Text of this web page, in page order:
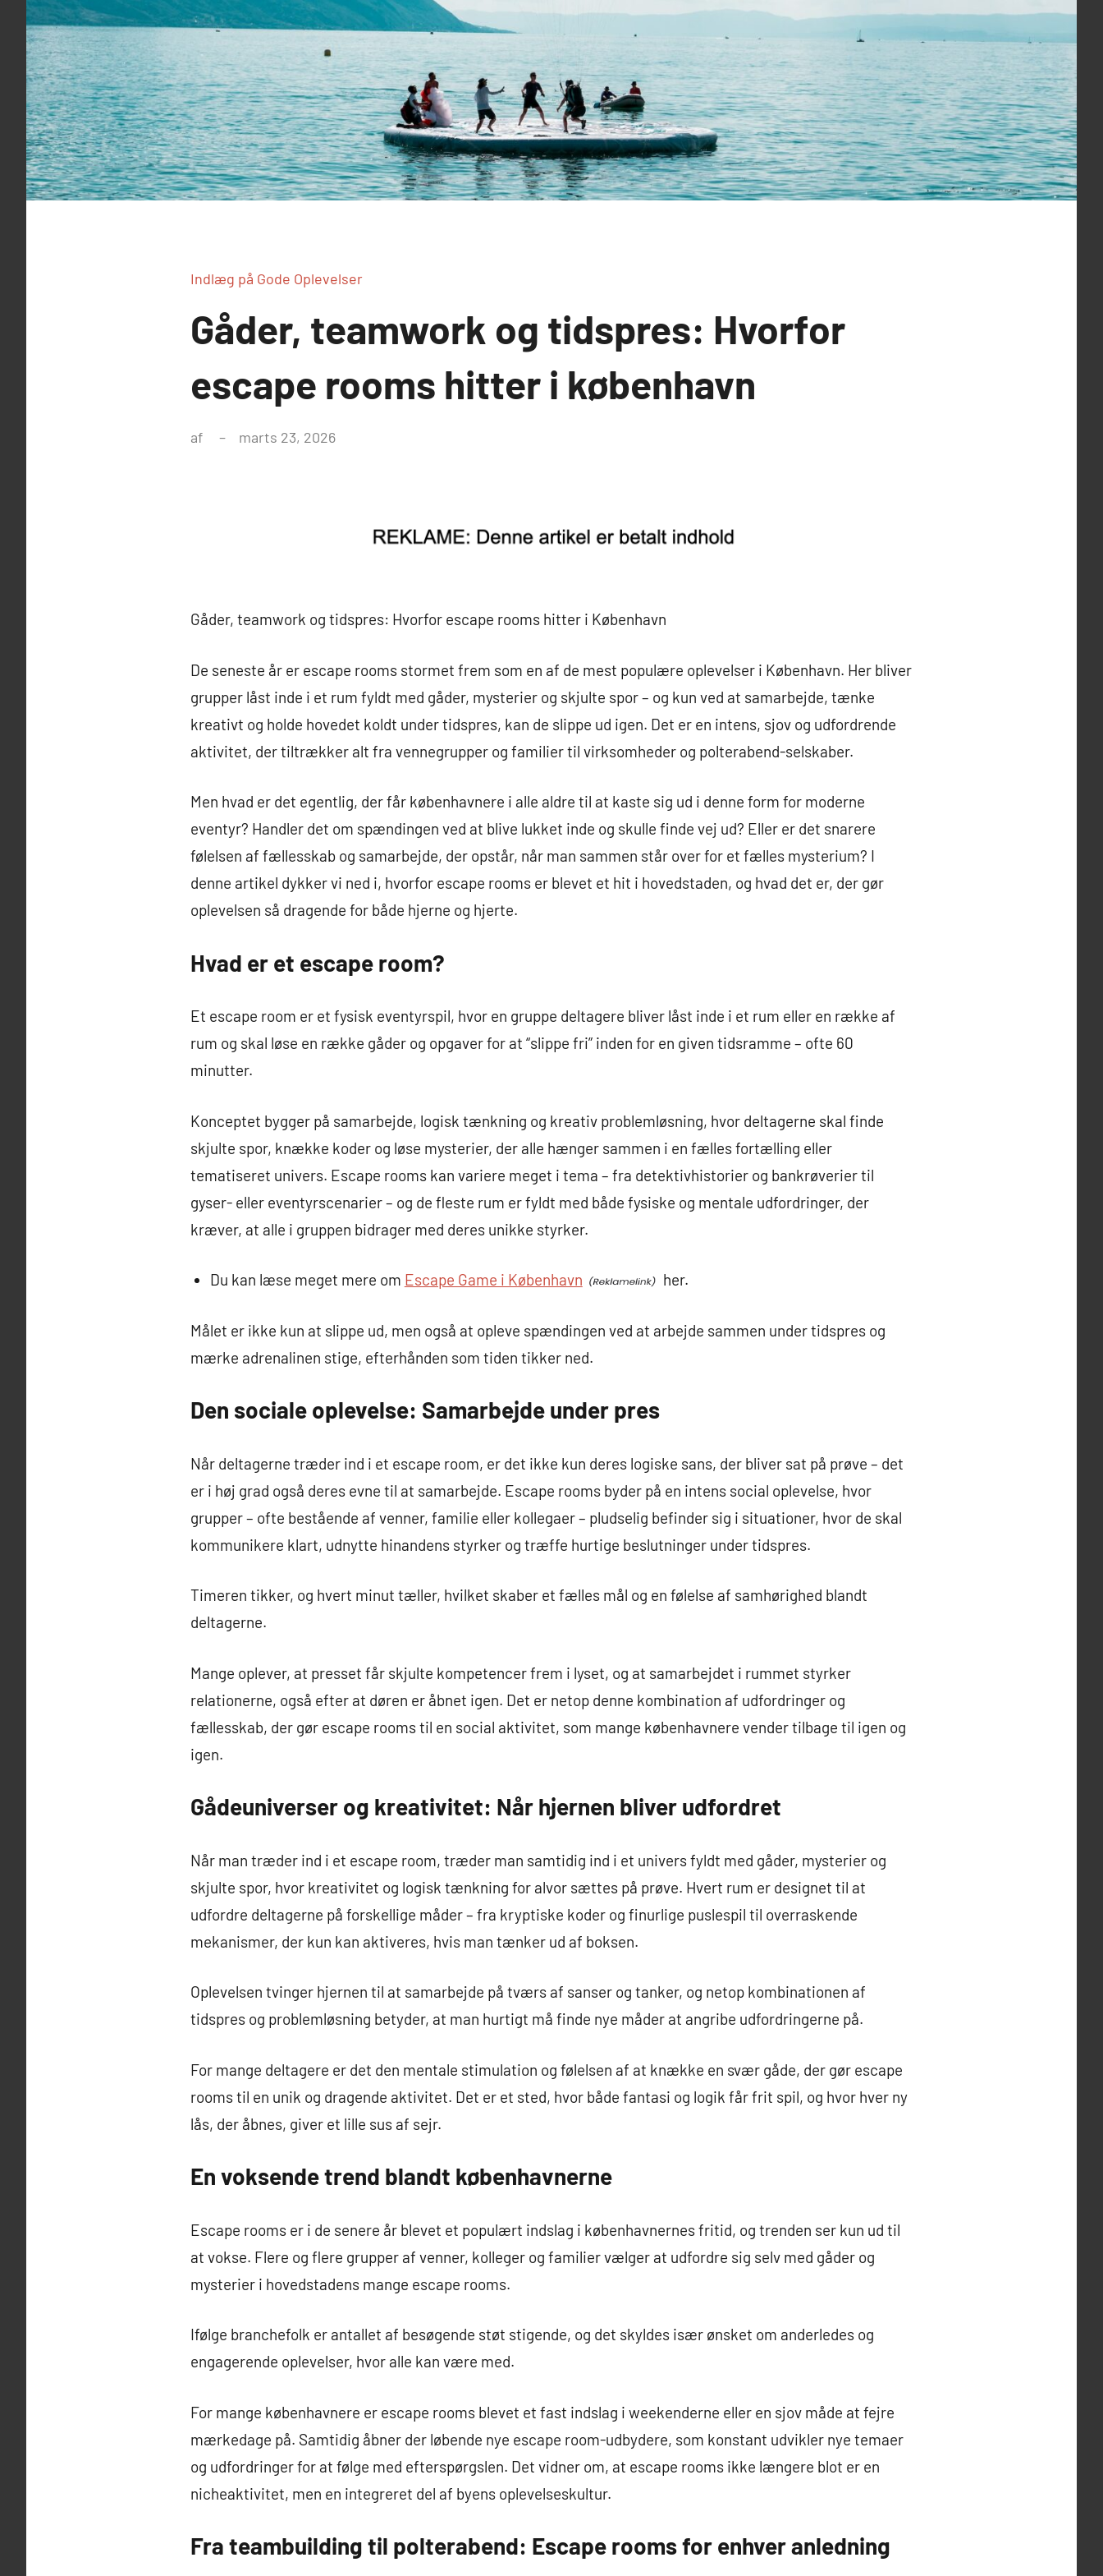
Indlæg på Gode Oplevelser
Gåder, teamwork og tidspres: Hvorfor
escape rooms hitter i københavn
af marts 23, 2026
Gåder, teamwork og tidspres: Hvorfor escape rooms hitter i København
De seneste år er escape rooms stormet frem som en af de mest populære oplevelser i København. Her bliver
grupper låst inde i et rum fyldt med gåder, mysterier og skjulte spor – og kun ved at samarbejde, tænke
kreativt og holde hovedet koldt under tidspres, kan de slippe ud igen. Det er en intens, sjov og udfordrende
aktivitet, der tiltrækker alt fra vennegrupper og familier til virksomheder og polterabend-selskaber.
Men hvad er det egentlig, der får københavnere i alle aldre til at kaste sig ud i denne form for moderne
eventyr? Handler det om spændingen ved at blive lukket inde og skulle finde vej ud? Eller er det snarere
følelsen af fællesskab og samarbejde, der opstår, når man sammen står over for et fælles mysterium? I
denne artikel dykker vi ned i, hvorfor escape rooms er blevet et hit i hovedstaden, og hvad det er, der gør
oplevelsen så dragende for både hjerne og hjerte.
Hvad er et escape room?
Et escape room er et fysisk eventyrspil, hvor en gruppe deltagere bliver låst inde i et rum eller en række af
rum og skal løse en række gåder og opgaver for at “slippe fri” inden for en given tidsramme – ofte 60
minutter.
Konceptet bygger på samarbejde, logisk tænkning og kreativ problemløsning, hvor deltagerne skal finde
skjulte spor, knække koder og løse mysterier, der alle hænger sammen i en fælles fortælling eller
tematiseret univers. Escape rooms kan variere meget i tema – fra detektivhistorier og bankrøverier til
gyser- eller eventyrscenarier – og de fleste rum er fyldt med både fysiske og mentale udfordringer, der
kræver, at alle i gruppen bidrager med deres unikke styrker.
Du kan læse meget mere om Escape Game i København her.
Målet er ikke kun at slippe ud, men også at opleve spændingen ved at arbejde sammen under tidspres og
mærke adrenalinen stige, efterhånden som tiden tikker ned.
Den sociale oplevelse: Samarbejde under pres
Når deltagerne træder ind i et escape room, er det ikke kun deres logiske sans, der bliver sat på prøve – det
er i høj grad også deres evne til at samarbejde. Escape rooms byder på en intens social oplevelse, hvor
grupper – ofte bestående af venner, familie eller kollegaer – pludselig befinder sig i situationer, hvor de skal
kommunikere klart, udnytte hinandens styrker og træffe hurtige beslutninger under tidspres.
Timeren tikker, og hvert minut tæller, hvilket skaber et fælles mål og en følelse af samhørighed blandt
deltagerne.
Mange oplever, at presset får skjulte kompetencer frem i lyset, og at samarbejdet i rummet styrker
relationerne, også efter at døren er åbnet igen. Det er netop denne kombination af udfordringer og
fællesskab, der gør escape rooms til en social aktivitet, som mange københavnere vender tilbage til igen og
igen.
Gådeuniverser og kreativitet: Når hjernen bliver udfordret
Når man træder ind i et escape room, træder man samtidig ind i et univers fyldt med gåder, mysterier og
skjulte spor, hvor kreativitet og logisk tænkning for alvor sættes på prøve. Hvert rum er designet til at
udfordre deltagerne på forskellige måder – fra kryptiske koder og finurlige puslespil til overraskende
mekanismer, der kun kan aktiveres, hvis man tænker ud af boksen.
Oplevelsen tvinger hjernen til at samarbejde på tværs af sanser og tanker, og netop kombinationen af
tidspres og problemløsning betyder, at man hurtigt må finde nye måder at angribe udfordringerne på.
For mange deltagere er det den mentale stimulation og følelsen af at knække en svær gåde, der gør escape
rooms til en unik og dragende aktivitet. Det er et sted, hvor både fantasi og logik får frit spil, og hvor hver ny
lås, der åbnes, giver et lille sus af sejr.
En voksende trend blandt københavnerne
Escape rooms er i de senere år blevet et populært indslag i københavnernes fritid, og trenden ser kun ud til
at vokse. Flere og flere grupper af venner, kolleger og familier vælger at udfordre sig selv med gåder og
mysterier i hovedstadens mange escape rooms.
Ifølge branchefolk er antallet af besøgende støt stigende, og det skyldes især ønsket om anderledes og
engagerende oplevelser, hvor alle kan være med.
For mange københavnere er escape rooms blevet et fast indslag i weekenderne eller en sjov måde at fejre
mærkedage på. Samtidig åbner der løbende nye escape room-udbydere, som konstant udvikler nye temaer
og udfordringer for at følge med efterspørgslen. Det vidner om, at escape rooms ikke længere blot er en
nicheaktivitet, men en integreret del af byens oplevelseskultur.
Fra teambuilding til polterabend: Escape rooms for enhver anledning